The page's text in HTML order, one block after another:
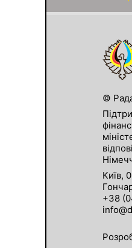
©
Київ,
+38